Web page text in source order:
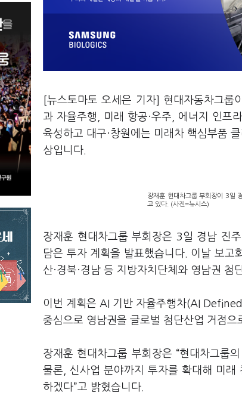
[뉴스토마토 오세은 기자] 현대자동차그
과 자율주행, 미래 항공·우주, 에너지 인프
육성하고 대구·창원에는 미래차 핵심부품
상입니다.
장재훈 현대차그룹 부회장이 3일
고 있다. (사진=뉴시스)
장재훈 현대차그룹 부회장은 3일 경남 진
담은 투자 계획을 발표했습니다. 이날 보고
산·경북·경남 등 지방자치단체와 영남권
이번 계획은 AI 기반 자율주행차(AI
중심으로 영남권을 글로벌 첨단산업 거점으
장재훈 현대차그룹 부회장은 “현대차그룹
물론, 신사업 분야까지 투자를 확대해 미래
하겠다”고 밝혔습니다.